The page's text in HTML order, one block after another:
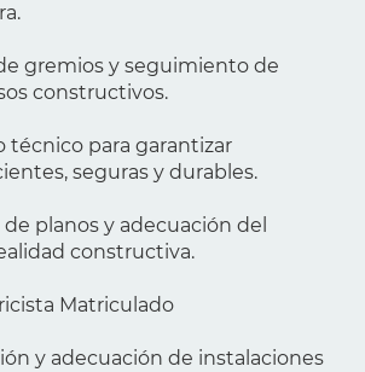
gremios y seguimiento de
constructivos.
técnico para garantizar
seguras y durables.
planos y adecuación del
constructiva.
Matriculado
y adecuación de instalaciones